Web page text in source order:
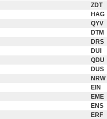
ZDT
HAG
QYV
DTM
DRS
DUI
QDU
DUS
NRW
EIN
EME
ENS
ERF